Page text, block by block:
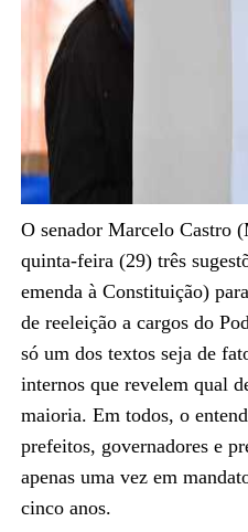
O senador Marcelo Castro
quinta-feira (29) três
emenda à Constituição)
de reeleição a cargos do
só um dos textos seja de
internos que revelem qual
maioria. Em todos, o
prefeitos, governadores e
apenas uma vez em
cinco anos.